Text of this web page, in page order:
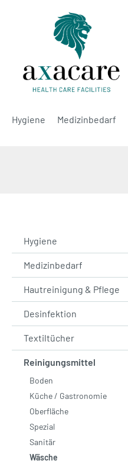
Hygiene Medizinbedarf
Hygiene
Medizinbedarf
Hautreinigung & Pflege
Desinfektion
Textiltücher
Reinigungsmittel
Boden
Küche / Gastronomie
Oberfläche
Spezial
Sanitär
Wäsche